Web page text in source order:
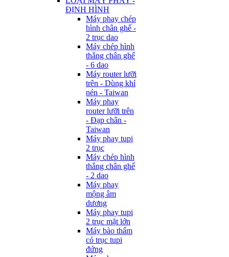
ĐỊNH HÌNH
Máy phay chép
hình chân ghế -
2 trục dao
Máy chép hình
thẳng chân ghế
- 6 dao
Máy router lưỡi
trên - Dùng khí
nén - Taiwan
Máy phay
router lưỡi trên
- Đạp chân -
Taiwan
Máy phay tupi
2 trục
Máy chép hình
thẳng chân ghế
- 2 dao
Máy phay
mộng âm
dương
Máy phay tupi
2 trục mặt lớn
Máy bào thẩm
có trục tupi
đứng